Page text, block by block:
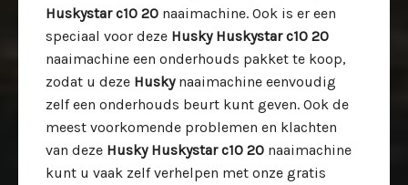
Huskystar c10 20 naaimachine. Ook is er een
speciaal voor deze Husky Huskystar c10 20
naaimachine een onderhouds pakket te koop,
zodat u deze Huskynaaimachine eenvoudig
zelf een onderhouds beurt kunt geven. Ook de
meest voorkomende problemen en klachten
van deze Husky Huskystar c10 20 naaimachine
kunt u vaak zelf verhelpen met onze gratis